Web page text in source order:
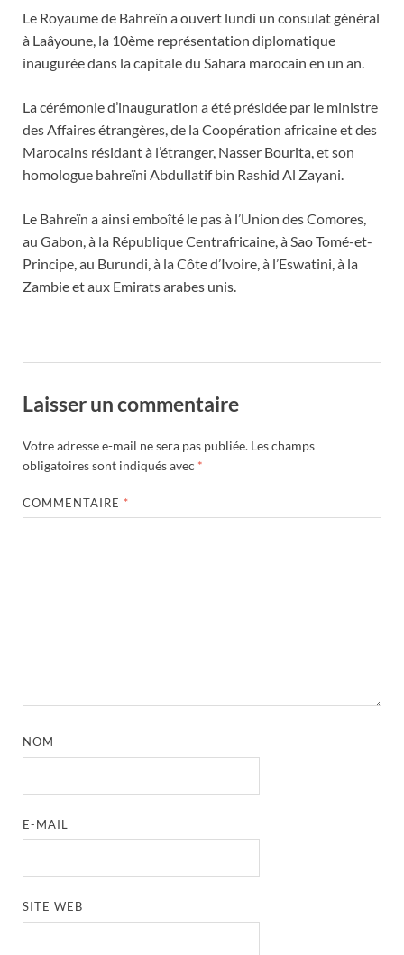
Le Royaume de Bahreïn a ouvert lundi un consulat général
à Laâyoune, la 10ème représentation diplomatique
inaugurée dans la capitale du Sahara marocain en un an.
La cérémonie d’inauguration a été présidée par le ministre
des Affaires étrangères, de la Coopération africaine et des
Marocains résidant à l’étranger, Nasser Bourita, et son
homologue bahreïni Abdullatif bin Rashid Al Zayani.
Le Bahreïn a ainsi emboîté le pas à l’Union des Comores,
au Gabon, à la République Centrafricaine, à Sao Tomé-et-
Principe, au Burundi, à la Côte d’Ivoire, à l’Eswatini, à la
Zambie et aux Emirats arabes unis.
Laisser un commentaire
Votre adresse e-mail ne sera pas publiée. Les champs
obligatoires sont indiqués avec *
COMMENTAIRE *
NOM
E-MAIL
SITE WEB